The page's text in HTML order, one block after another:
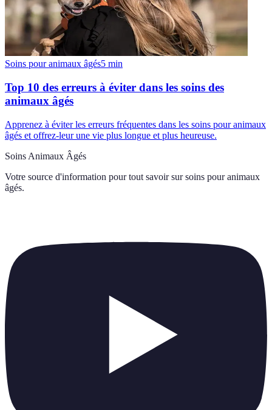
Soins pour animaux âgés5 min
Top 10 des erreurs à éviter dans les soins des
animaux âgés
Apprenez à éviter les erreurs fréquentes dans les soins pour animaux
âgés et offrez-leur une vie plus longue et plus heureuse.
Soins Animaux Âgés
Votre source d'information pour tout savoir sur soins pour animaux
âgés.